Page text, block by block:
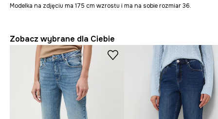
Modelka na zdjęciu ma 175 cm wzrostu i ma na sobie rozmiar 36.
Zobacz wybrane dla Ciebie